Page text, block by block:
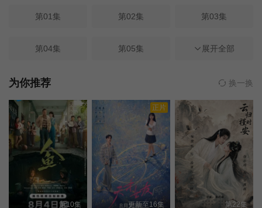
第01集 第02集 第03集
第04集 第05集 第06集
第07集 第09集
第10集 第12集
第13集 第14集 第15集
第16集 第17集
展开全部
为你推荐 换一换
第10集
正片
更新至16集 第22集